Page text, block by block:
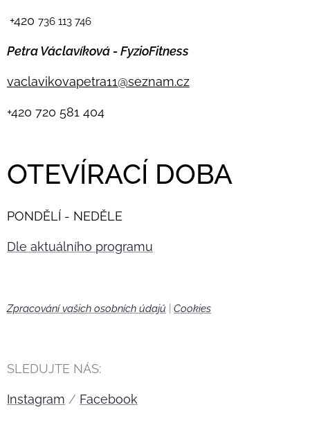
+420 736 113 746
Petra Václavíková - FyzioFitness
vaclavikovapetra11@seznam.cz
+420 720 581 404
OTEVÍRACÍ DOBA
PONDĚLÍ - NEDĚLE
Dle aktuálního programu
Zpracování vašich osobních údajů Cookies
SLEDUJTE NÁS:
Instagram / Facebook